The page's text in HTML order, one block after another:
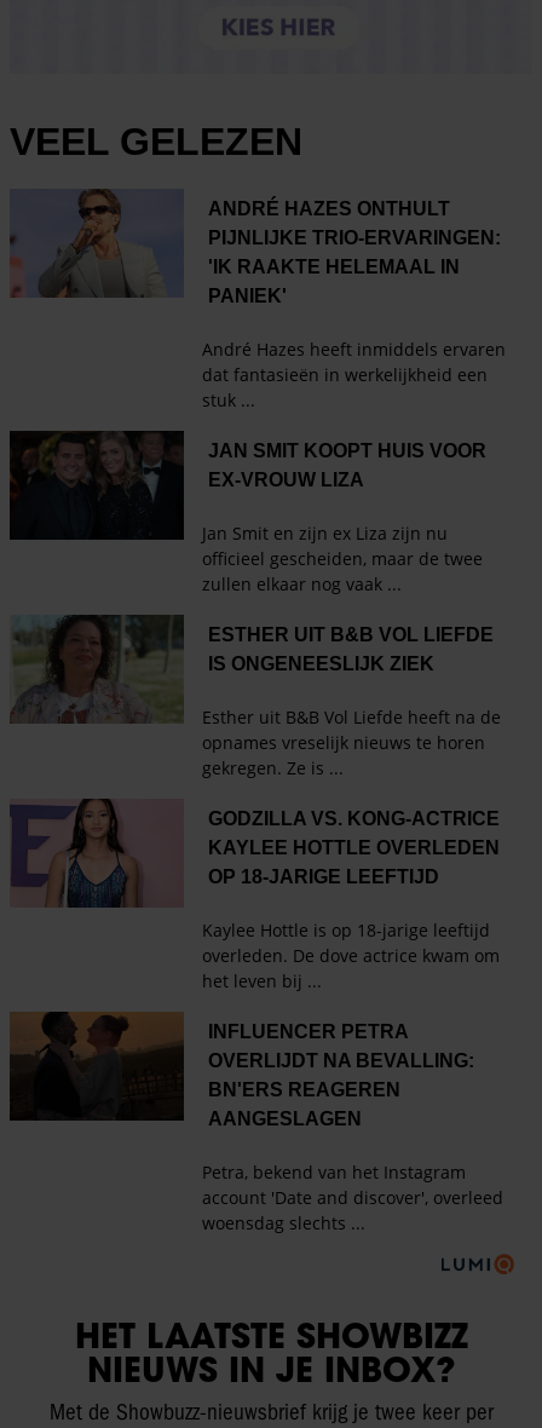
HET LAATSTE SHOWBIZZ
NIEUWS IN JE INBOX?
Met de Showbuzz-nieuwsbrief krijg je twee keer per